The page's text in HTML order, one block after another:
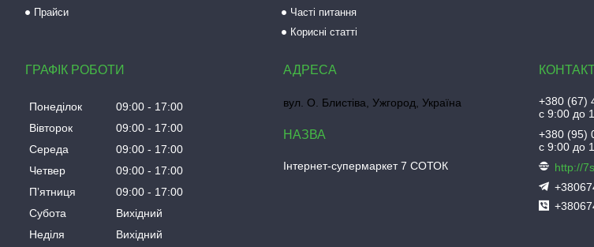
Прайси
Часті питання
Корисні статті
ГРАФІК РОБОТИ
Понеділок 09:00
17:00
Вівторок
09:00
17:00
Середа
09:00
17:00
Четвер
09:00
17:00
Пʼятниця
09:00
17:00
Субота
Вихідний
Неділя
Вихідний
вул. О. Блистіва, Ужгород, Україна
Інтернет-супермаркет 7 СОТОК
+380 (67)
с 9:00 до
+380 (95)
с 9:00 до
http://